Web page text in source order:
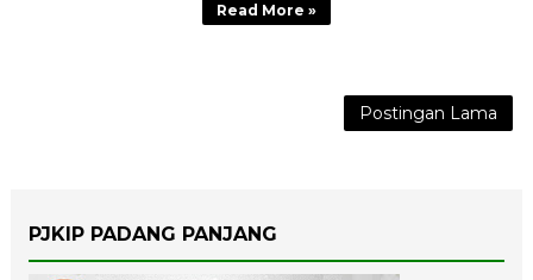
Read More »
Postingan Lama
PJKIP PADANG PANJANG